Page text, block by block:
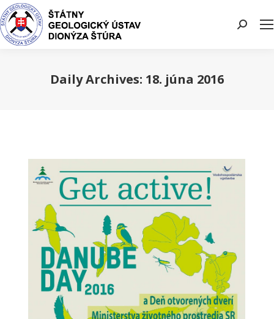
Search:
Daily Archives: 18. júna 2016